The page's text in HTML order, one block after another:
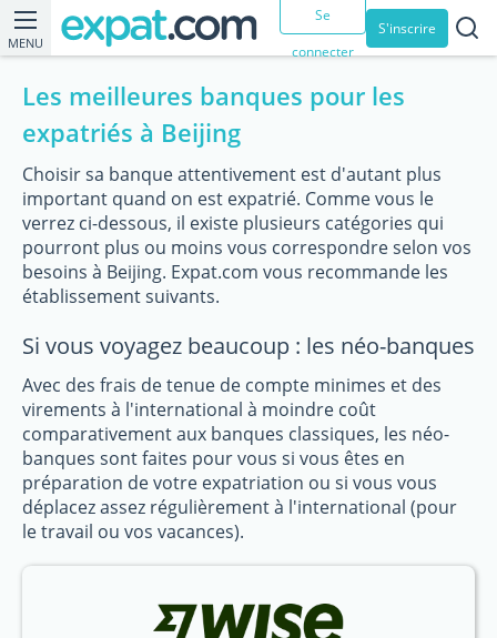
MENU
Se
connecter
S'inscrire
Les meilleures banques pour les
expatriés à Beijing
Choisir sa banque attentivement est d'autant plus
important quand on est expatrié. Comme vous le
verrez ci-dessous, il existe plusieurs catégories qui
pourront plus ou moins vous correspondre selon vos
besoins à Beijing. Expat.com vous recommande les
établissement suivants.
Si vous voyagez beaucoup : les néo-banques
Avec des frais de tenue de compte minimes et des
virements à l'international à moindre coût
comparativement aux banques classiques, les néo-
banques sont faites pour vous si vous êtes en
préparation de votre expatriation ou si vous vous
déplacez assez régulièrement à l'international (pour
le travail ou vos vacances).